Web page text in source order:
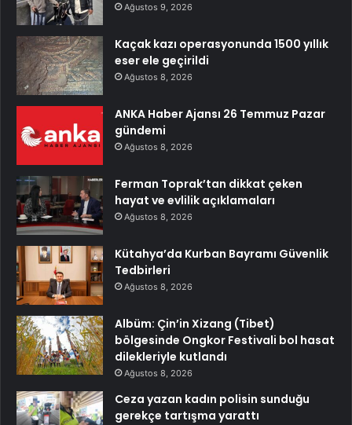
Ağustos 9, 2026
Kaçak kazı operasyonunda 1500 yıllık
eser ele geçirildi
Ağustos 8, 2026
ANKA Haber Ajansı 26 Temmuz Pazar
gündemi
Ağustos 8, 2026
Ferman Toprak’tan dikkat çeken
hayat ve evlilik açıklamaları
Ağustos 8, 2026
Kütahya’da Kurban Bayramı Güvenlik
Tedbirleri
Ağustos 8, 2026
Albüm: Çin’in Xizang (Tibet)
bölgesinde Ongkor Festivali bol hasat
dilekleriyle kutlandı
Ağustos 8, 2026
Ceza yazan kadın polisin sunduğu
gerekçe tartışma yarattı